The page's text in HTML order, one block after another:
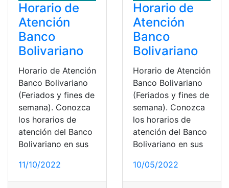
Horario de
Atención
Banco
Bolivariano
Horario de Atención
Banco Bolivariano
(Feriados y fines de
semana). Conozca
los horarios de
atención del Banco
Bolivariano en sus
11/10/2022
Horario de
Atención
Banco
Bolivariano
Horario de Atención
Banco Bolivariano
(Feriados y fines de
semana). Conozca
los horarios de
atención del Banco
Bolivariano en sus
10/05/2022